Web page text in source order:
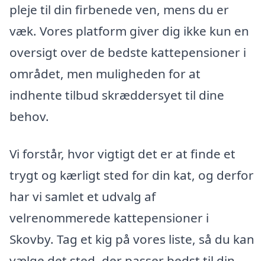
pleje til din firbenede ven, mens du er
væk. Vores platform giver dig ikke kun en
oversigt over de bedste kattepensioner i
området, men muligheden for at
indhente tilbud skræddersyet til dine
behov.
Vi forstår, hvor vigtigt det er at finde et
trygt og kærligt sted for din kat, og derfor
har vi samlet et udvalg af
velrenommerede kattepensioner i
Skovby. Tag et kig på vores liste, så du kan